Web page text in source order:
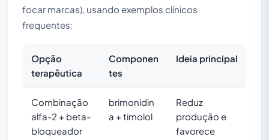
focar marcas), usando exemplos clínicos
frequentes:
Opção
terapêutica
Componen
tes
Ideia principal
Combinação
alfa-2 + beta-
bloqueador
brimonidin
a + timolol
Reduz
produção e
favorece